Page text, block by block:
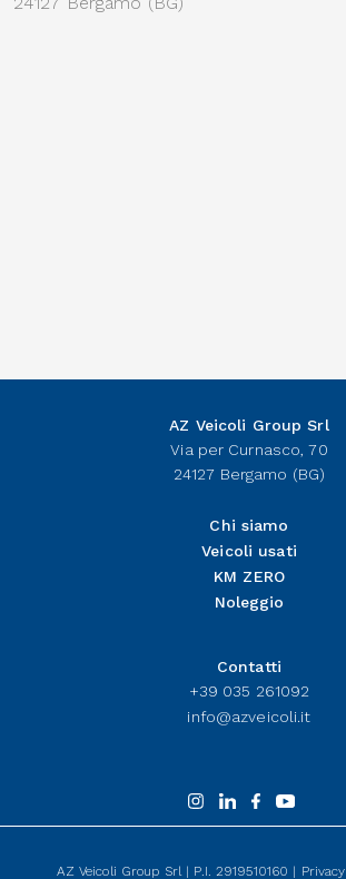
AZ Veicoli Group Srl
Via per Curnasco, 70
24127 Bergamo (BG)
Chi siamo
Veicoli usati
KM ZERO
Noleggio
Contatti
+39 035 261092
info@azveicoli.it
AZ Veicoli Group Srl | P.I. 2919510160 | Privacy